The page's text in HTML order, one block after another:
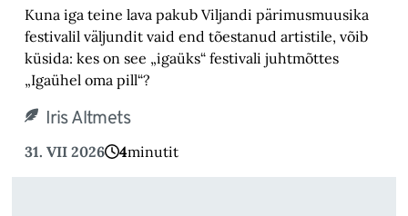
Kuna iga teine lava pakub Viljandi pärimusmuusika
festivalil väljundit vaid end tõestanud artistile, võib
küsida: kes on see „igaüks“ festivali juhtmõttes
„Igaühel oma pill“?
Iris Altmets
31. VII 2026 4minutit